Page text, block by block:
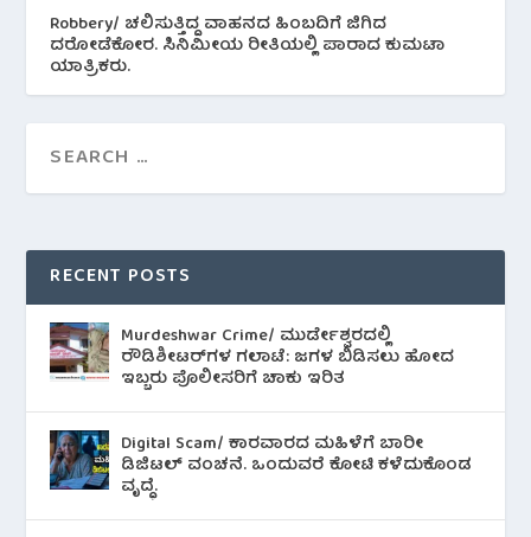
Robbery/ ಚಲಿಸುತ್ತಿದ್ದ ವಾಹನದ ಹಿಂಬದಿಗೆ ಜಿಗಿದ
ದರೋಡೆಕೋರ. ಸಿನಿಮೀಯ ರೀತಿಯಲ್ಲಿ ಪಾರಾದ ಕುಮಟಾ
ಯಾತ್ರಿಕರು.
RECENT POSTS
Murdeshwar Crime/ ಮುರ್ಡೇಶ್ವರದಲ್ಲಿ
ರೌಡಿಶೀಟರ್‌ಗಳ ಗಲಾಟೆ: ಜಗಳ ಬಿಡಿಸಲು ಹೋದ
ಇಬ್ಬರು ಪೊಲೀಸರಿಗೆ ಚಾಕು ಇರಿತ
Digital Scam/ ಕಾರವಾರದ ಮಹಿಳೆಗೆ ಬಾರೀ
ಡಿಜಿಟಲ್ ವಂಚನೆ. ಒಂದುವರೆ ಕೋಟಿ ಕಳೆದುಕೊಂಡ
ವೃದ್ಧೆ.